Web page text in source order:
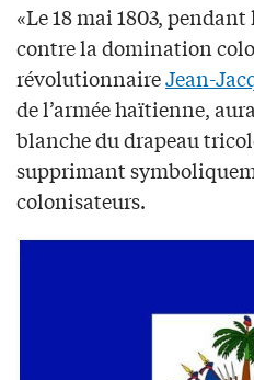
«Le 18 mai 1803,
contre la domination
révolutionnaireJean-
de l’armée haïtienne,
blanche du drapeau
supprimant
colonisateurs.